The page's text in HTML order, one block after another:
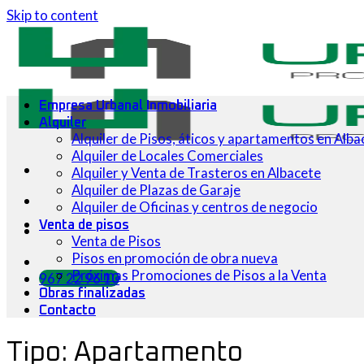
Skip to content
967 22 96 10
Empresa Urbanal Inmobiliaria
Alquiler
Alquiler de Pisos, áticos y apartamentos en
Alquiler de Locales Comerciales
Alquiler y Venta de Trasteros en Albacete
Alquiler de Plazas de Garaje
Alquiler de Oficinas y centros de negocio
Venta de pisos
Venta de Pisos
Pisos en promoción de obra nueva
Próximas Promociones de Pisos a la Venta
Obras finalizadas
Contacto
Tipo: Apartamento